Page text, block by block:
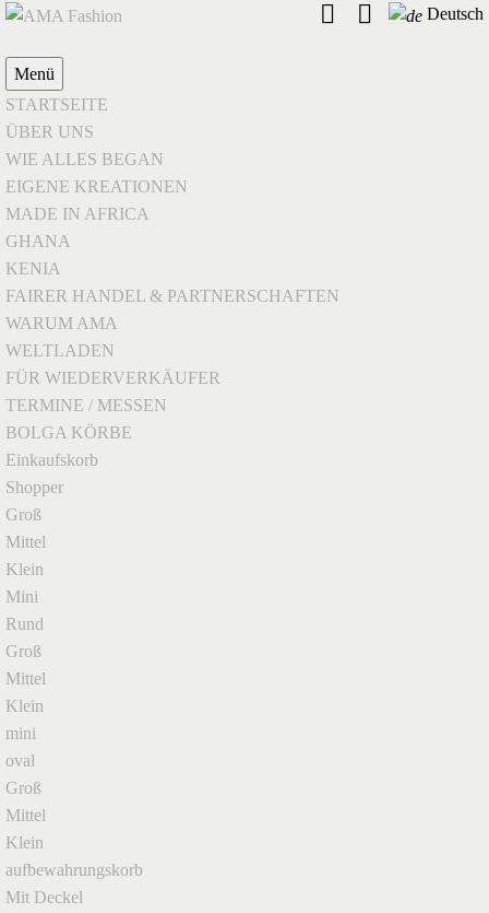
Deutsch
Menü
STARTSEITE
ÜBER UNS
WIE ALLES BEGAN
EIGENE KREATIONEN
MADE IN AFRICA
GHANA
KENIA
FAIRER HANDEL & PARTNERSCHAFTEN
WARUM AMA
WELTLADEN
FÜR WIEDERVERKÄUFER
TERMINE / MESSEN
BOLGA KÖRBE
Einkaufskorb
Shopper
Groß
Mittel
Klein
Mini
Rund
Groß
Mittel
Klein
mini
oval
Groß
Mittel
Klein
aufbewahrungskorb
Mit Deckel